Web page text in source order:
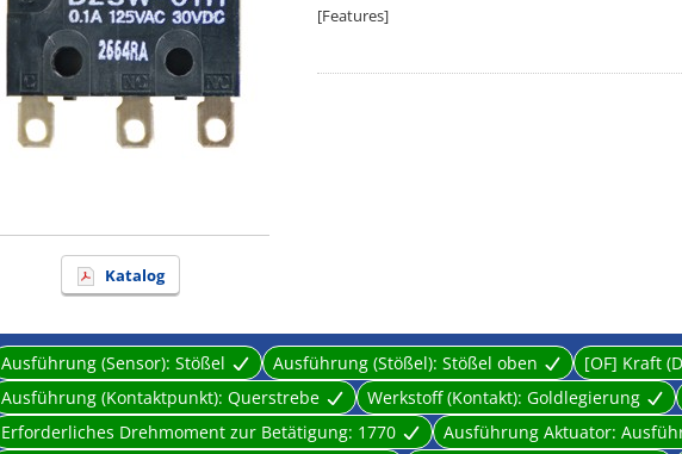
Katalog
[Features]
Ausführung (Sensor): Stößel Ausführung (Stößel): Stößel oben [OF] Kraft
Ausführung (Kontaktpunkt): Querstrebe Werkstoff (Kontakt): Goldlegierung
Erforderliches Drehmoment zur Betätigung: 1770 Ausführung Aktuator: